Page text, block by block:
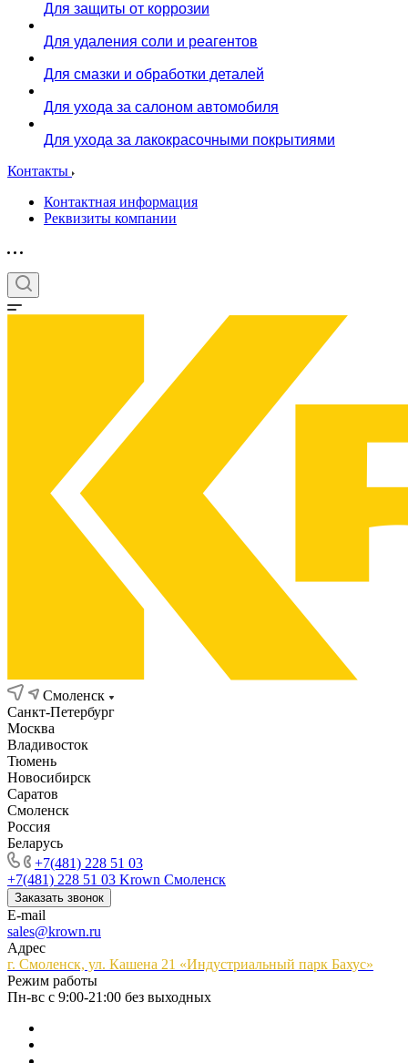
Для защиты от коррозии
Для удаления соли и реагентов
Для смазки и обработки деталей
Для ухода за салоном автомобиля
Для ухода за лакокрасочными покрытиями
Контакты
Контактная информация
Реквизиты компании
Смоленск
Санкт-Петербург
Москва
Владивосток
Тюмень
Новосибирск
Саратов
Смоленск
Россия
Беларусь
+7(481) 228 51 03
+7(481) 228 51 03 Krown Смоленск
Заказать звонок
E-mail
sales@krown.ru
Адрес
г. Смоленск, ул. Кашена 21 «Индустриальный парк Бахус»
Режим работы
Пн-вс с 9:00-21:00 без выходных